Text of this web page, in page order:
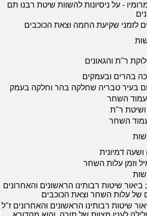
- על ניסיונות להשוות שיטת רבנו תם
לזמני שקיעת החמה וצאת הכוכבים
ר"ת והגאונים
בהרים ובעמקים
בעיר טבריה שחלקה בהר וחלקה בעמק
השחר
ר"ת
השחר
דמיונית
וזמן עלות השחר
שיטות רבותינו הראשונים והאחרונים
של עלות השחר וצאת הכוכבים
שיטות רבותינו הראשונים והאחרונים ז"ל